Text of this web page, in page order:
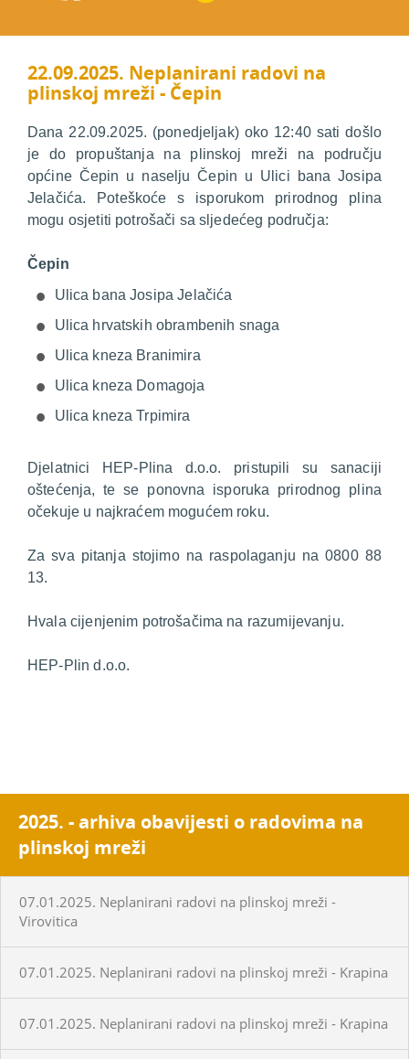
22.09.2025. Neplanirani radovi na
plinskoj mreži - Čepin
Dana 22.09.2025. (ponedjeljak) oko 12:40 sati došlo
je do propuštanja na plinskoj mreži na području
općine Čepin u naselju Čepin u Ulici bana Josipa
Jelačića. Poteškoće s isporukom prirodnog plina
mogu osjetiti potrošači sa sljedećeg područja:
Čepin
Ulica bana Josipa Jelačića
Ulica hrvatskih obrambenih snaga
Ulica kneza Branimira
Ulica kneza Domagoja
Ulica kneza Trpimira
Djelatnici HEP-Plina d.o.o. pristupili su sanaciji
oštećenja, te se ponovna isporuka prirodnog plina
očekuje u najkraćem mogućem roku.
Za sva pitanja stojimo na raspolaganju na 0800 88
13.
Hvala cijenjenim potrošačima na razumijevanju.
HEP-Plin d.o.o.
2025. - arhiva obavijesti o radovima na
plinskoj mreži
07.01.2025. Neplanirani radovi na plinskoj mreži -
Virovitica
07.01.2025. Neplanirani radovi na plinskoj mreži - Krapina
07.01.2025. Neplanirani radovi na plinskoj mreži - Krapina